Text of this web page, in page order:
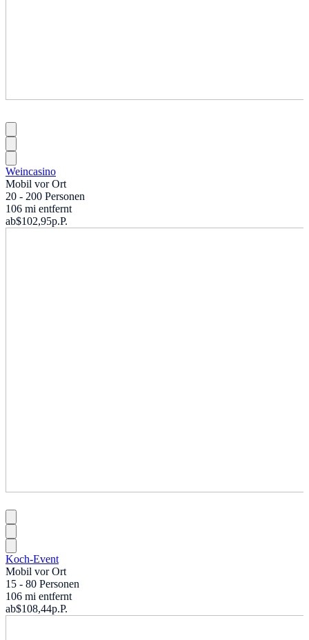
Weincasino
Mobil vor Ort
20 - 200 Personen
106 mi entfernt
ab$102,95p.P.
Koch-Event
Mobil vor Ort
15 - 80 Personen
106 mi entfernt
ab$108,44p.P.